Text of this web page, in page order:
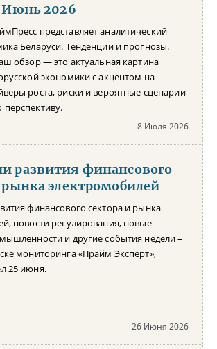
Июнь 2026
представляет аналитический
Беларуси. Тенденции и прогнозы.
обзор — это актуальная картина
экономики с акцентом на
роста, риски и вероятные сценарии
8 Июля 2026
развития финансового
рынка электромобилей
финансового сектора и рынка
новости регулирования, новые
и другие события недели –
мониторинга «Прайм Эксперт»,
25 июня.
26 Июня 2026